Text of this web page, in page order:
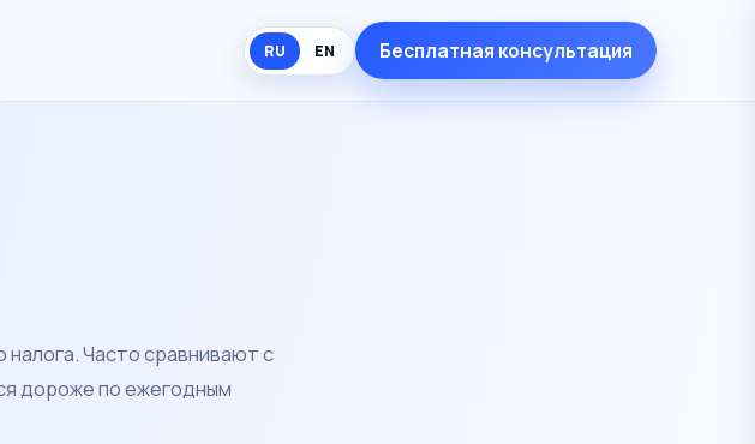
RU EN Бесплатная консультация
Часто сравнивают с
дороже по ежегодным